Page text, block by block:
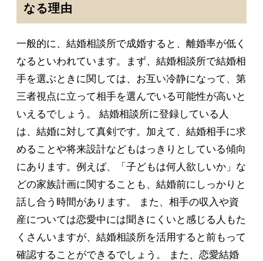
なる理由
一般的に、結婚相談所で成婚すると、離婚率が低く
なるといわれています。まず、結婚相談所で結婚相
手を選ぶときに関しては、お互い冷静になって、第
三者視点に立って相手を選んでいる可能性が高いと
いえるでしょう。 結婚相談所に登録している人
は、結婚に対して真剣です。加えて、結婚相手に求
めることや将来設計などもはっきりとしている傾向
にあります。例えば、「子どもは何人欲しいか」な
どの家族計画に関することも、結婚前にしっかりと
話し合う時間があります。 また、相手の収入や資
産については恋愛中には聞きにくいと感じる人もた
くさんいますが、結婚相談所を活用すると前もって
確認することができるでしょう。 また、恋愛結婚